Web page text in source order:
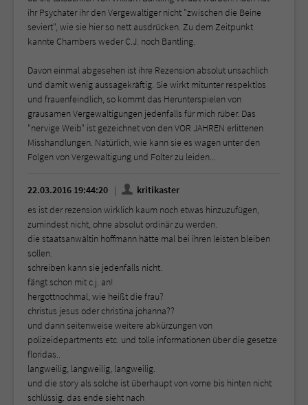
ihr Psychater ihr den Vergewaltiger nicht "zwischen die Beine
seviert", wie sie hier so nett ausdrücken. Zu dem Zeitpunkt
kannte Chambers weder C.J. noch Bantling.
Davon einmal abgesehen ist ihre Rezension absolut unsachlich
und damit wenig aussagekräftig. Sie wirkt mitunter respektlos
und frauenfeindlich, so kommt das Herunterspielen von
grausamen Vergewaltigungen jedenfalls für mich rüber. Das
"nervige Weib" ist gezeichnet von den VOR JAHREN erlittenen
Misshandlungen. Natürlich, wie kann sie es wagen unter den
Folgen von Vergewaltigung und Folter zu leiden...
22.03.2016 19:44:20
kritikaster
es ist der rezension wirklich kaum noch etwas hinzuzufügen,
zumindest nicht, ohne absolut ordinär zu werden.
die staatsanwältin hoffmann hätte mal bei ihren leisten bleiben
sollen.
schreiben kann sie jedenfalls nicht.
fängt schon mit c.j. an!
hergottnochmal, wie heißt die frau?
christus jesus oder christina johanna??
und dann seitenweise weitere abkürzungen von
polizeidepartments etc. und tolle informationen über die gesetze
floridas..
langweilig, langweilig, langweilig.
und die story als solche ist überhaupt von vorne bis hinten nicht
schlüssig. das ende sieht nach